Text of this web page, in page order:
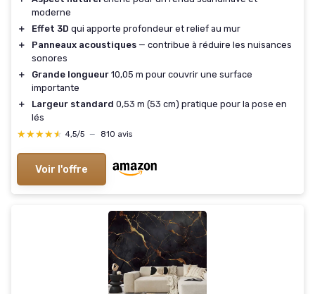
moderne
＋
Effet 3D qui apporte profondeur et relief au mur
＋
Panneaux acoustiques — contribue à réduire les nuisances
sonores
＋
Grande longueur 10,05 m pour couvrir une surface
importante
＋
Largeur standard 0,53 m (53 cm) pratique pour la pose en
lés
★★★★★
★★★★★ 4,5/5 — 810 avis
Voir l'offre